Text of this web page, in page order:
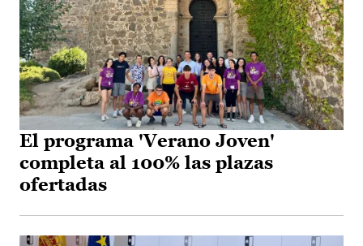
El programa 'Verano Joven'
completa al 100% las plazas
ofertadas